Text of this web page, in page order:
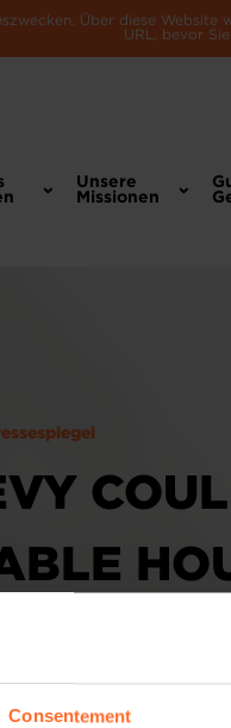
Consentement
Über diese
URL, bevor
Unsere
Missionen